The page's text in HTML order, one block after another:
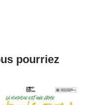
pourriez